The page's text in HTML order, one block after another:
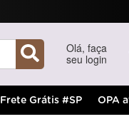
Olá, faça
seu login
Frete Grátis #SP OPA